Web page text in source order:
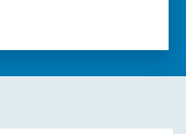
5 stelle)la chiarezza delle